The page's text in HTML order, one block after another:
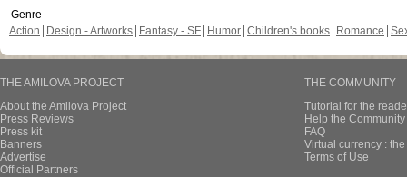
Genre
Action
Design - Artworks Fantasy - SF Humor Children's books Romance
THE AMILOVA PROJECT
About the Amilova Project
Press Reviews
Press kit
Banners
Advertise
Official Partners
THE COMMUNITY
Tutorial for the
Help the
FAQ
Virtual currency :
Terms of Use